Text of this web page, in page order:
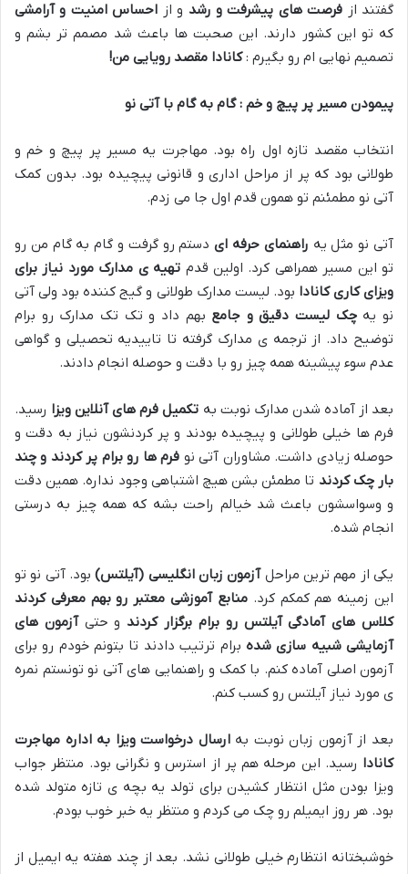
گفتند از فرصت های پیشرفت و رشد و از احساس امنیت و آرامشی
که تو این کشور دارند. این صحبت ها باعث شد مصمم تر بشم و
تصمیم نهایی ام رو بگیرم :کانادا مقصد رویایی من!
پیمودن مسیر پر پیچ و خم : گام به گام با آتی نو
انتخاب مقصد تازه اول راه بود. مهاجرت یه مسیر پر پیچ و خم و
طولانی بود که پر از مراحل اداری و قانونی پیچیده بود. بدون کمک
آتی نو مطمئنم تو همون قدم اول جا می زدم.
آتی نو مثل یه راهنمای حرفه ایدستم رو گرفت و گام به گام من رو
تو این مسیر همراهی کرد. اولین قدم تهیه ی مدارک مورد نیاز برای
ویزای کاری کانادا بود. لیست مدارک طولانی و گیج کننده بود ولی آتی
نو یهچک لیست دقیق و جامع بهم داد و تک تک مدارک رو برام
توضیح داد. از ترجمه ی مدارک گرفته تا تاییدیه تحصیلی و گواهی
عدم سوء پیشینه همه چیز رو با دقت و حوصله انجام دادند.
بعد از آماده شدن مدارک نوبت به تکمیل فرم های آنلاین ویزا رسید.
فرم ها خیلی طولانی و پیچیده بودند و پر کردنشون نیاز به دقت و
حوصله زیادی داشت. مشاوران آتی نو فرم ها رو برام پر کردند و چند
بار چک کردند تا مطمئن بشن هیچ اشتباهی وجود نداره. همین دقت
و وسواسشون باعث شد خیالم راحت بشه که همه چیز به درستی
انجام شده.
یکی از مهم ترین مراحلآزمون زبان انگلیسی (آیلتس)بود.آتی نو تو
این زمینه هم کمکم کرد.منابع آموزشی معتبر رو بهم معرفی کردند
کلاس های آمادگی آیلتس رو برام برگزار کردندو حتیآزمون های
آزمایشی شبیه سازی شده برام ترتیب دادند تا بتونم خودم رو برای
آزمون اصلی آماده کنم. با کمک و راهنمایی های آتی نو تونستم نمره
ی مورد نیاز آیلتس رو کسب کنم.
بعد از آزمون زبان نوبت بهارسال درخواست ویزا به اداره مهاجرت
کانادا رسید. این مرحله هم پر از استرس و نگرانی بود. منتظر جواب
ویزا بودن مثل انتظار کشیدن برای تولد یه بچه ی تازه متولد شده
بود. هر روز ایمیلم رو چک می کردم و منتظر یه خبر خوب بودم.
خوشبختانه انتظارم خیلی طولانی نشد. بعد از چند هفته یه ایمیل از